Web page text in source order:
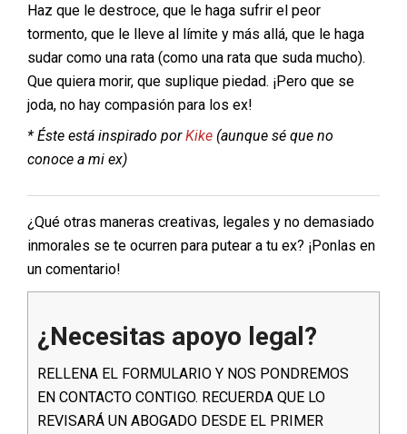
Haz que le destroce, que le haga sufrir el peor
tormento, que le lleve al límite y más allá, que le haga
sudar como una rata (como una rata que suda mucho).
Que quiera morir, que suplique piedad. ¡Pero que se
joda, no hay compasión para los ex!
* Éste está inspirado porKike (aunque sé que no
conoce a mi ex)
¿Qué otras maneras creativas, legales y no demasiado
inmorales se te ocurren para putear a tu ex? ¡Ponlas en
un comentario!
¿Necesitas apoyo legal?
RELLENA EL FORMULARIO Y NOS PONDREMOS
EN CONTACTO CONTIGO. RECUERDA QUE LO
REVISARÁ UN ABOGADO DESDE EL PRIMER